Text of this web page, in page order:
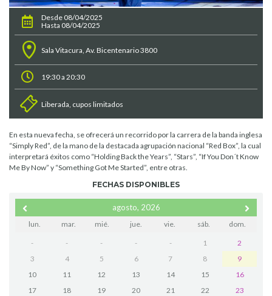
Desde 08/04/2025
Hasta 08/04/2025
Sala Vitacura, Av. Bicentenario 3800
19:30 a 20:30
Liberada, cupos limitados
En esta nueva fecha, se ofrecerá un recorrido por la carrera de la banda inglesa
“Simply Red”, de la mano de la destacada agrupación nacional “Red Box”, la cual
interpretará éxitos como “Holding Back the Years”, “Stars”, “If You Don´t Know
Me By Now” y “Something Got Me Started”, entre otras.
FECHAS DISPONIBLES
agosto, 2026
lun. mar. mié. jue. vie. sáb. dom.
- - - - - 1
2
3
4 5 6 7 8
9
10
11 12 13 14 15
16
17
18 19 20 21 22
23